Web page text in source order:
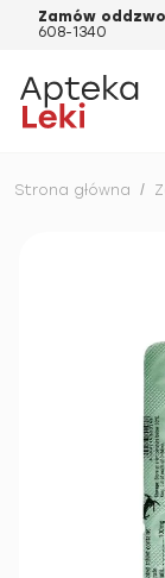
Zamów
608-1340
Strona główna /